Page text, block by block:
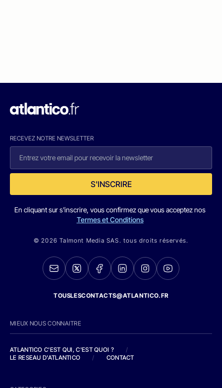
RECEVEZ NOTRE NEWSLETTER
S'INSCRIRE
En cliquant sur s'inscrire, vous confirmez que vous acceptez nos
Termes et Conditions
© 2026 Talmont Media SAS. tous droits réservés.
TOUSLESCONTACTS@ATLANTICO.FR
MIEUX NOUS CONNAITRE
ATLANTICO C'EST QUI, C'EST QUOI ?
/
LE RESEAU D'ATLANTICO
/ CONTACT